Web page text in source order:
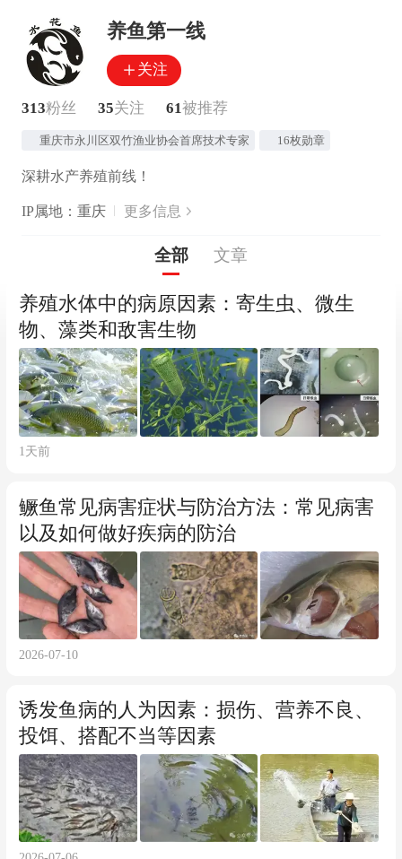
养鱼第一线
关注
313粉丝 35关注 61被推荐
重庆市永川区双竹渔业协会首席技术专家 16枚勋章
深耕水产养殖前线！
IP属地：重庆 更多信息
全部 文章
养殖水体中的病原因素：寄生虫、微生
物、藻类和敌害生物
1天前
鳜鱼常见病害症状与防治方法：常见病害
以及如何做好疾病的防治
2026-07-10
诱发鱼病的人为因素：损伤、营养不良、
投饵、搭配不当等因素